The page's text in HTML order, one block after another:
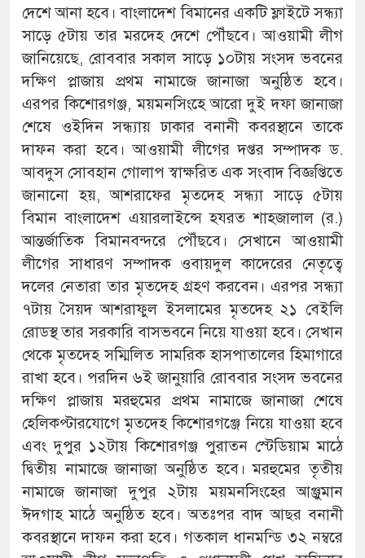
দেশে আনা হবে। বাংলাদেশ বিমানের একটি ফ্লাইটে সন্ধ্যা
সাড়ে ৫টায় তার মরদেহ দেশে পৌঁছবে। আওয়ামী লীগ
জানিয়েছে, রোববার সকাল সাড়ে ১০টায় সংসদ ভবনের
দক্ষিণ প্লাজায় প্রথম নামাজে জানাজা অনুষ্ঠিত হবে।
এরপর কিশোরগঞ্জ, ময়মনসিংহে আরো দুই দফা জানাজা
শেষে ওইদিন সন্ধ্যায় ঢাকার বনানী কবরস্থানে তাকে
দাফন করা হবে। আওয়ামী লীগের দপ্তর সম্পাদক ড.
আবদুস সোবহান গোলাপ স্বাক্ষরিত এক সংবাদ বিজ্ঞপ্তিতে
জানানো হয়, আশরাফের মৃতদেহ সন্ধ্যা সাড়ে ৫টায়
বিমান বাংলাদেশ এয়ারলাইন্সে হযরত শাহজালাল (র.)
আন্তর্জাতিক বিমানবন্দরে পৌঁছবে। সেখানে আওয়ামী
লীগের সাধারণ সম্পাদক ওবায়দুল কাদেরের নেতৃত্বে
দলের নেতারা তার মৃতদেহ গ্রহণ করবেন। এরপর সন্ধ্যা
৭টায় সৈয়দ আশরাফুল ইসলামের মৃতদেহ ২১ বেইলি
রোডস্থ তার সরকারি বাসভবনে নিয়ে যাওয়া হবে। সেখান
থেকে মৃতদেহ সম্মিলিত সামরিক হাসপাতালের হিমাগারে
রাখা হবে। পরদিন ৬ই জানুয়ারি রোববার সংসদ ভবনের
দক্ষিণ প্লাজায় মরহুমের প্রথম নামাজে জানাজা শেষে
হেলিকপ্টারযোগে মৃতদেহ কিশোরগঞ্জে নিয়ে যাওয়া হবে
এবং দুপুর ১২টায় কিশোরগঞ্জ পুরাতন স্টেডিয়াম মাঠে
দ্বিতীয় নামাজে জানাজা অনুষ্ঠিত হবে। মরহুমের তৃতীয়
নামাজে জানাজা দুপুর ২টায় ময়মনসিংহের আঞ্জুমান
ঈদগাহ মাঠে অনুষ্ঠিত হবে। অতঃপর বাদ আছর বনানী
কবরস্থানে দাফন করা হবে। গতকাল ধানমন্ডি ৩২ নম্বরে